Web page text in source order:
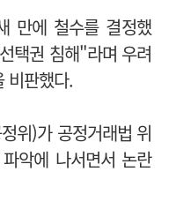
만에 철수를 결정했
택권 침해"라며 우려
비판했다.
위)가 공정거래법 위
악에 나서면서 논란